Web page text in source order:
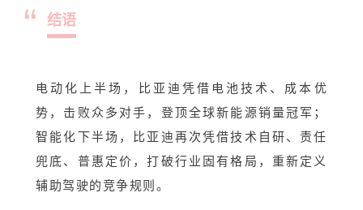
“ 结语
电动化上半场，比亚迪凭借电池技术、成本优
势，击败众多对手，登顶全球新能源销量冠军；
智能化下半场，比亚迪再次凭借技术自研、责任
兜底、普惠定价，打破行业固有格局，重新定义
辅助驾驶的竞争规则。